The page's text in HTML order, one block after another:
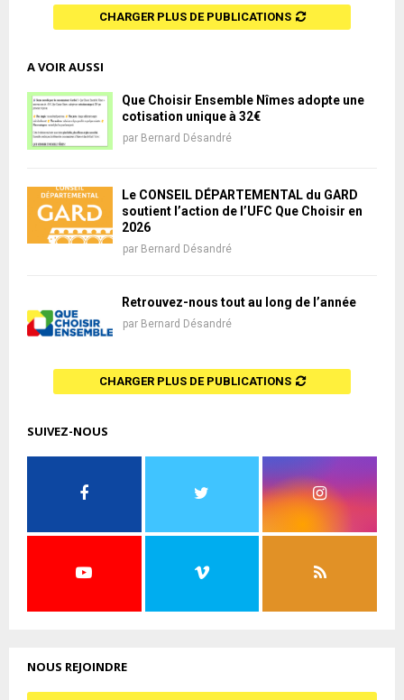
CHARGER PLUS DE PUBLICATIONS
A VOIR AUSSI
Que Choisir Ensemble Nîmes adopte une
cotisation unique à 32€
par Bernard Désandré
Le CONSEIL DÉPARTEMENTAL du GARD
soutient l’action de l’UFC Que Choisir en
2026
par Bernard Désandré
Retrouvez-nous tout au long de l’année
par Bernard Désandré
CHARGER PLUS DE PUBLICATIONS
SUIVEZ-NOUS
NOUS REJOINDRE